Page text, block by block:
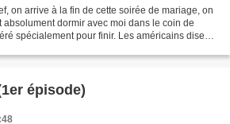
on arrive à la fin de cette soirée de mariage, on
absolument dormir avec moi dans le coin de
spécialement pour finir. Les américains disent
épisode)